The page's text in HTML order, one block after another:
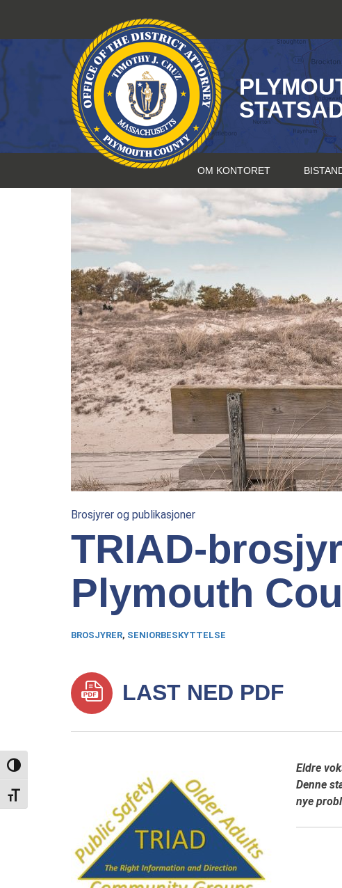
TOGGLE HIGH CONTRAST
TOGGLE FONT SIZE
innhold
OM KONTORET
Brosjyrer og publikasjoner
TRIAD-
Plymouth
BROSJYRER, SENIORBESKYTTELSE
LAST NED PDF
Eldre
Denne
nye